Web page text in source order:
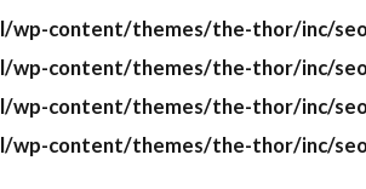
wp-content/themes/the-thor/inc/
wp-content/themes/the-thor/inc/
wp-content/themes/the-thor/inc/
wp-content/themes/the-thor/inc/